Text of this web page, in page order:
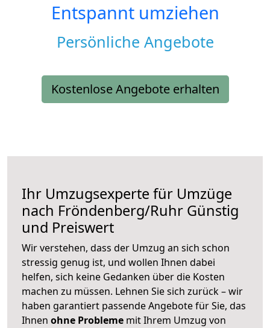
Entspannt umziehen
Persönliche Angebote
Kostenlose Angebote erhalten
Ihr Umzugsexperte für Umzüge
nach Fröndenberg/Ruhr Günstig
und Preiswert
Wir verstehen, dass der Umzug an sich schon
stressig genug ist, und wollen Ihnen dabei
helfen, sich keine Gedanken über die Kosten
machen zu müssen. Lehnen Sie sich zurück – wir
haben garantiert passende Angebote für Sie, das
Ihnen ohne Probleme mit Ihrem Umzug von